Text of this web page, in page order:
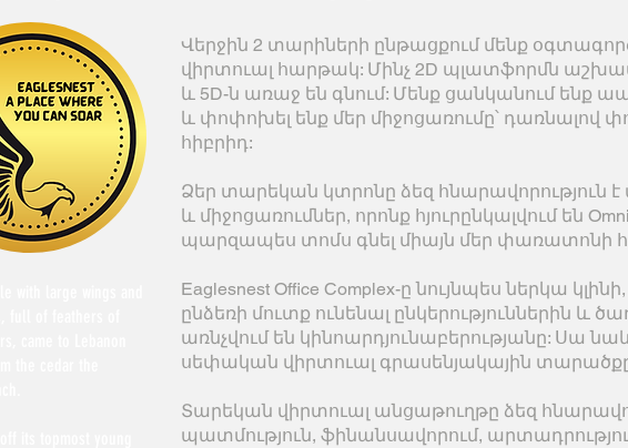
Վերջին 2 տարիների ընթացքում մենք
վիրտուալ հարթակ: Մինչ 2D պլատֆորմն
և 5D-ն առաջ են գնում: Մենք ցանկանում ենք
և փոփոխել ենք մեր միջոցառումը՝ դառնալով
հիբրիդ:
Ձեր տարեկան կտրոնը ձեզ հնարավորություն
և միջոցառումներ, որոնք հյուրընկալվում են
պարզապես տոմս գնել միայն մեր փառատոնի
Eaglesnest Office Complex-ը նույնպես ներկա
ընձեռի մուտք ունենալ ընկերություններին և
առնչվում են կինոարդյունաբերությանը: Սա
սեփական վիրտուալ գրասենյակային
Տարեկան վիրտուալ անցաթուղթը ձեզ
պատմություն, ֆինանսավորում,